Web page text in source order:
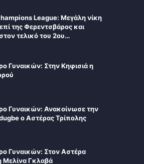
League: Μεγάλη νίκη
της Φερεντσβάρος και
τελικό του 2ου…
Γυναικών: Στην Κηφισιά η
Γυναικών: Ανακοίνωσε την
ο Αστέρας Τρίπολης
Γυναικών: Στον Αστέρα
Μελίνα Γκλαβά